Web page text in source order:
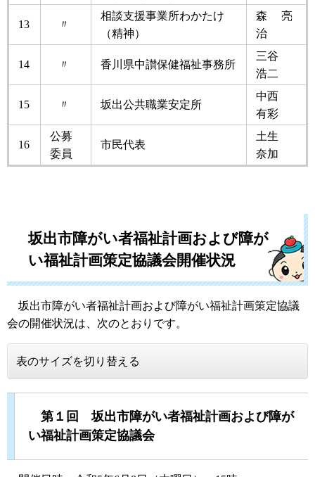
13 〃
相談支援事業所わかたけ
（精神）
森 亮
治
14 〃 香川県中讃保健福祉事務所
三谷
浩二
15 〃 坂出公共職業安定所
中西
有彩
16
公募
委員
市民代表
土生
奈加
坂出市障がい者福祉計画および障が
い福祉計画策定協議会開催状況
坂出市障がい者福祉計画および障がい福祉計画策定協議
会の開催状況は、次のとおりです。
表のサイズを切り替える
第１回 坂出市障がい者福祉計画および障が
い福祉計画策定協議会